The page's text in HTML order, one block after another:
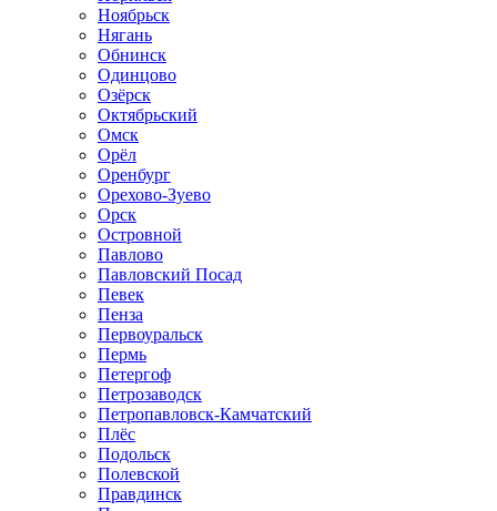
Ноябрьск
Нягань
Обнинск
Одинцово
Озёрск
Октябрьский
Омск
Орёл
Оренбург
Орехово-Зуево
Орск
Островной
Павлово
Павловский Посад
Певек
Пенза
Первоуральск
Пермь
Петергоф
Петрозаводск
Петропавловск-Камчатский
Плёс
Подольск
Полевской
Правдинск